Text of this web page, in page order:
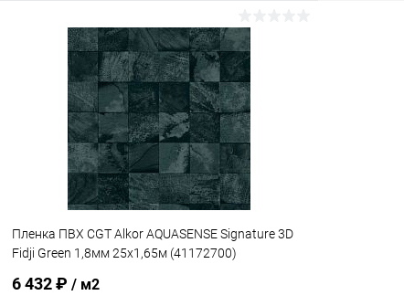
В корзину
В избранное
К сравнению В наличии
Пленка ПВХ CGT Alkor AQUASENSE Signature 3D
Fidji Green 1,8мм 25х1,65м (41172700)
6 432 ₽ / м2